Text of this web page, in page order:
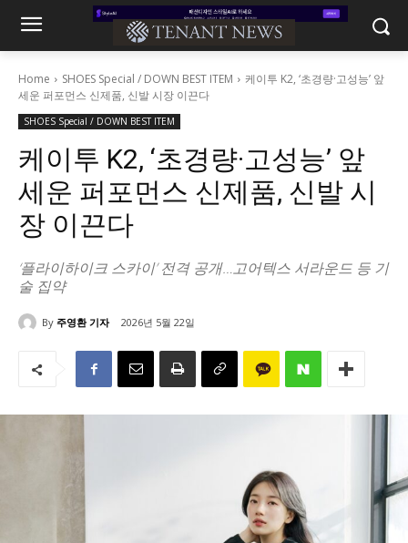
Home SHOES Special / DOWN BEST ITEM
케이투 K2, ‘초경량·고성능’ 앞
세운 퍼포먼스 신제품, 신발 시장 이끈다
SHOES Special / DOWN BEST ITEM
케이투 K2, ‘초경량·고성능’ 앞
세운 퍼포먼스 신제품, 신발 시
장 이끈다
‘플라이하이크 스카이’ 전격 공개…고어텍스 서라운드 등 기
술 집약
By 주영환 기자 2026년 5월 22일